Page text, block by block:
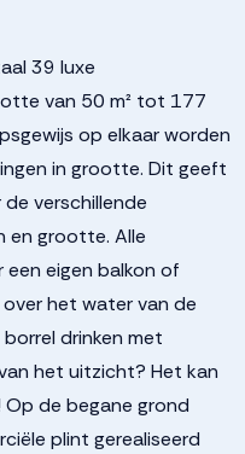
39 luxe
van 50 m² tot 177
op elkaar worden
in grootte. Dit geeft
verschillende
en grootte. Alle
eigen balkon of
het water van de
drinken met
het uitzicht? Het kan
Op de begane grond
plint gerealiseerd